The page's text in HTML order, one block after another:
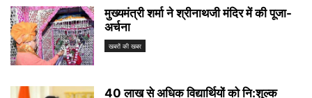
मुख्यमंत्री शर्मा ने श्रीनाथजी मंदिर में की पूजा-
अर्चना
खबरों की खबर
40 लाख से अधिक विद्यार्थियों को नि:शुल्क